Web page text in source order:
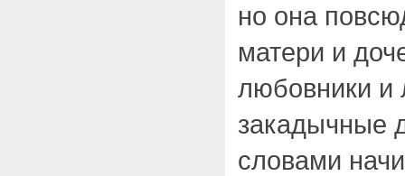
но она
матери и
любовники
закадычные
словами